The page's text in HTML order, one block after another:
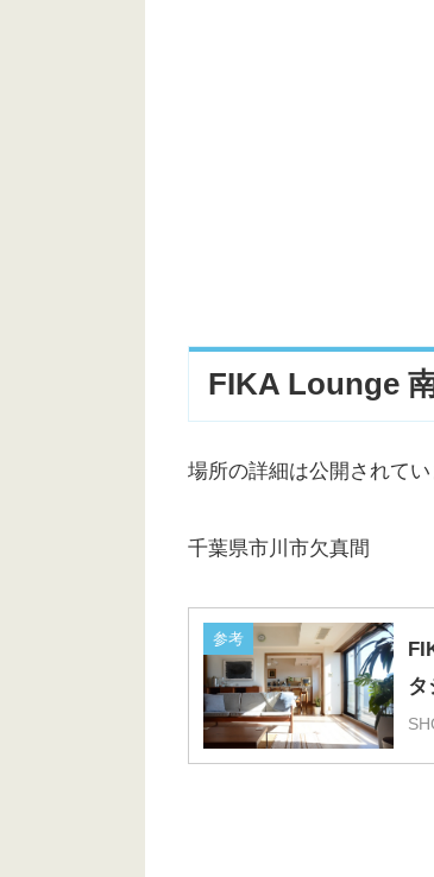
FIKA Lounge
場所の詳細は公開されてい
千葉県市川市欠真間︎
参考
タ